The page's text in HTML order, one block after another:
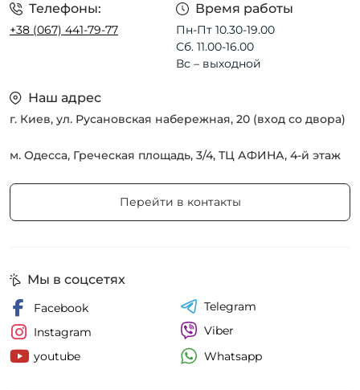
Телефоны:
+38 (067) 441-79-77
Время работы
Пн-Пт 10.30-19.00
Сб. 11.00-16.00
Вс – выходной
Наш адрес
г. Киев, ул. Русановская набережная, 20 (вход со двора)
м. Одесса, Греческая площадь, 3/4, ТЦ АФИНА, 4-й этаж
Перейти в контакты
Мы в соцсетях
Facebook
Instagram
youtube
Telegram
Viber
Whatsapp